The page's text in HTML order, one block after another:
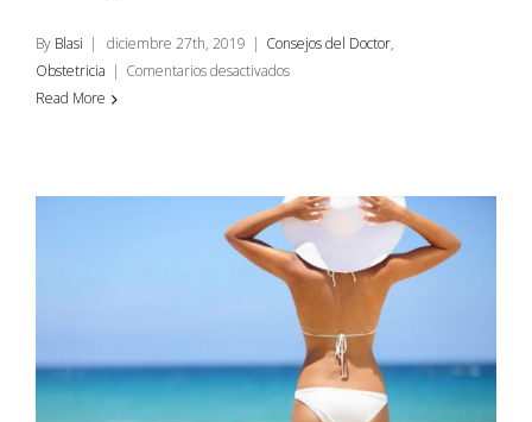
By Blasi | diciembre 27th, 2019 | Consejos del Doctor,
Obstetricia | Comentarios desactivadosen
y
la
diabetes
gestacional
Read More